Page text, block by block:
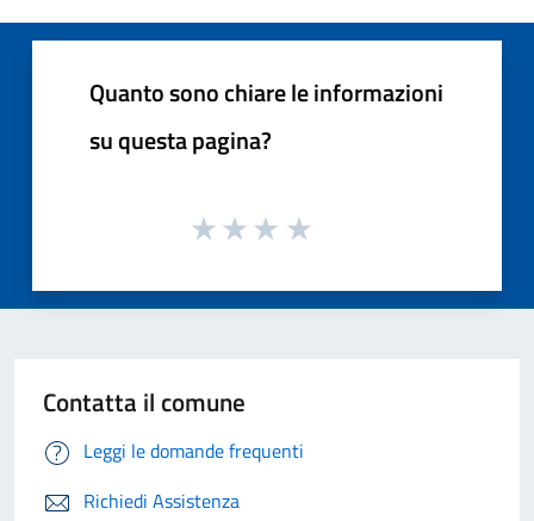
Quanto sono chiare le informazioni
su questa pagina?
Contatta il comune
Leggi le domande frequenti
Richiedi Assistenza